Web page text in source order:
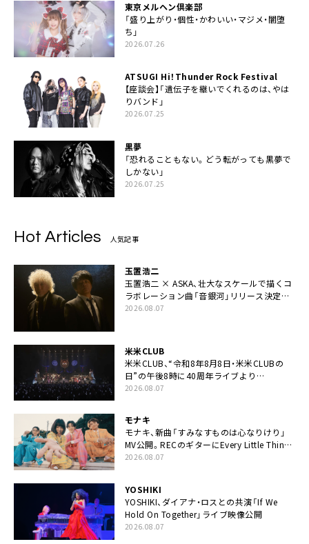
東京メルヘン倶楽部
「盛り上がり・個性・かわいい・マジメ・闇堕
ち」
2026.07.26
ATSUGI Hi！Thunder Rock Festival
【座談会】「遺伝子を継いでくれるのは、やは
りバンド」
2026.07.25
黒夢
「恐れることもない。どう転がっても黒夢で
しかない」
2026.07.25
Hot Articles 人気記事
玉置浩二
玉置浩二 × ASKA、壮大なスケールで描くコ
ラボレーション曲「音銀河」リリース決定。
カップリングには新曲「命の宿り」収録も
2026.08.07
米米CLUB
米米CLUB、“令和8年8月8日・米米CLUBの
日”の午後8時に40周年ライブより
「FANtachy medley」を88年限定公開
2026.08.07
モナキ
モナキ、新曲「すみなすものは心なりけり」
MV公開。RECのギターにEvery Little Thing・
伊藤一朗参加も
2026.08.07
YOSHIKI
YOSHIKI、ダイアナ・ロスとの共演「If We
Hold On Together」ライブ映像公開
2026.08.07